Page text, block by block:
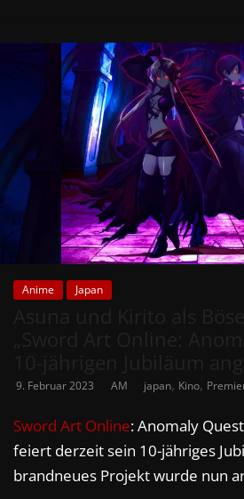
Anime Japan
9. Februar 2023 AM japan, Kino,
Sword Art Online: Anomaly
feiert derzeit sein 10-jähriges
brandneues Projekt wurde nun